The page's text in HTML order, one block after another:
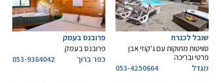
שובל לכנרת
סוויטות מתוקות עם ג'קוזי אבן
פרטי ובריכה
מגדל
053-4250664
פרובנס בעמק
פרובנס בעמק
כפר ברוך
053-9384042